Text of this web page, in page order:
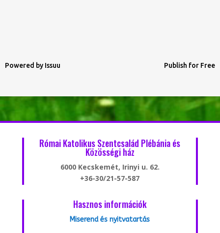
Powered by Issuu Publish for Free
Római Katolikus Szentcsalád Plébánia és
Közösségi ház
6000 Kecskemét, Irinyi u. 62.
+36-30/21-57-587
Hasznos információk
Miserend és nyitvatartás